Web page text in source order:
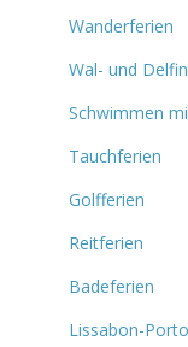
Wanderferien
Wal- und
Schwimmen
Tauchferien
Golfferien
Reitferien
Badeferien
Lissabon-